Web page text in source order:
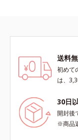
【DS13】水分も油分も少
イ肌に。ローズとイラン
木々の精油を加えた、う
じる香り。【NS12】水分
バランスがとれた肌に。
ム、ローズなど花々の
や果実を加えた、透明
り。【OS09】油分が多
送料
初めて
は、
30日
開封後
※商品